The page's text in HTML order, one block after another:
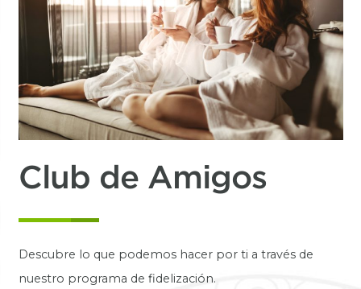
Club de Amigos
Descubre lo que podemos hacer por ti a través de
nuestro programa de fidelización.